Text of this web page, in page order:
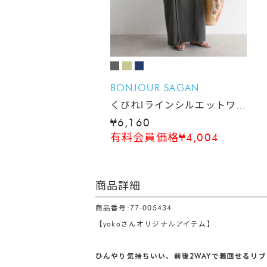
BONJOUR SAGAN
くびれIラインシルエットワン
ピース
¥6,160
有料会員価格¥4,004
商品詳細
商品番号:77-005434
【yokoさんオリジナルアイテム】
ひんやり気持ちいい、前後2WAYで着回せるリ